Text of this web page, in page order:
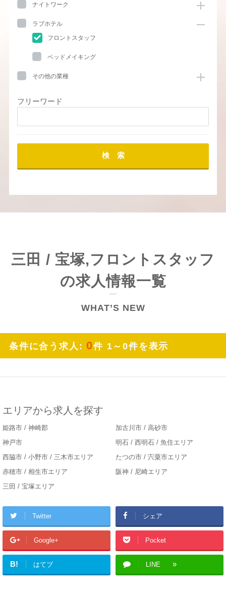
ナイトワーク
ラブホテル
フロントスタッフ
ベッドメイキング
その他の業種
フリーワード
検 索
三田 / 宝塚,フロントスタッフ
の求人情報一覧
WHAT’S NEW
条件に合う求人: 0件 1～0件を表示
エリアから求人を探す
姫路市 / 神崎郡
加古川市 / 高砂市
神戸市
明石 / 西明石 / 魚住エリア
西脇市 / 小野市 / 三木市エリア
たつの市 / 宍粟市エリア
赤穂市 / 相生市エリア
阪神 / 尼崎エリア
三田 / 宝塚エリア
Twitter シェア
Google+ Pocket
B! はてブ LINE